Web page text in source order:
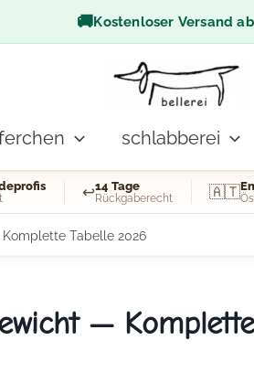
🚚Kostenloser Versand ab
schlabberei
↩️14 Tage
Rückgaberecht 🇦🇹
Tabelle 2026
— Komplette